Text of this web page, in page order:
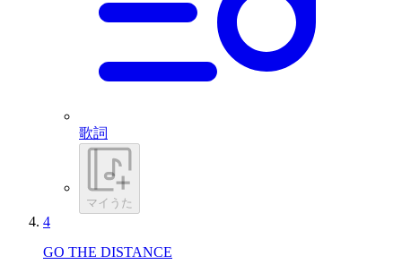
歌詞
マイうた
4
GO THE DISTANCE